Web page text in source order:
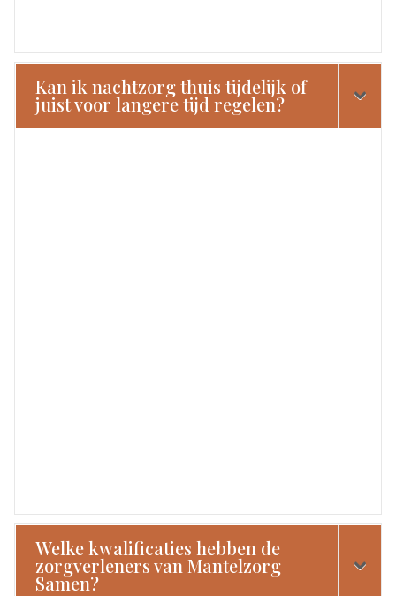
Kan ik nachtzorg thuis tijdelijk of
juist voor langere tijd regelen?
Welke kwalificaties hebben de
zorgverleners van Mantelzorg
Samen?